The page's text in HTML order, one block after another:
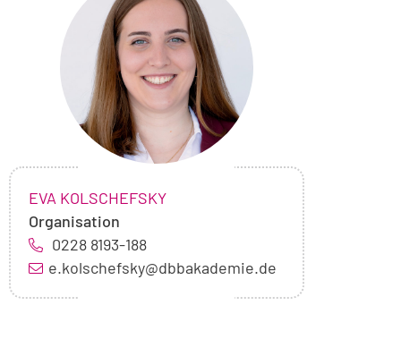
von
Eva
Kolschefsky
NAME:
EVA KOLSCHEFSKY,
Organisation
0228 8193-188
e.kolschefsky@dbbakademie.de